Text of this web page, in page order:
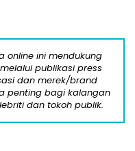
online ini mendukung
publikasi press
dan merek/brand
penting bagi kalangan
dan tokoh publik.